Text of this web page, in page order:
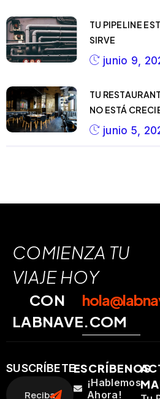
TU PIPELINE
SIRVE
junio 9,
TU
NO ESTÁ
junio 5,
COMIENZA TU
VIAJE HOY
CON
LABNAVE.COM
SUSCRÍBETEESCRÍBENOS
¡Hablemos
Ahora!